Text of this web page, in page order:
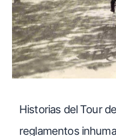
Historias del Tour
reglamentos